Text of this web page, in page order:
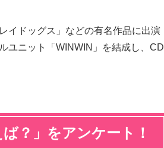
イドッグス」などの有名作品に出演
ユニット「WINWIN」を結成し、CD
？」をアンケート！